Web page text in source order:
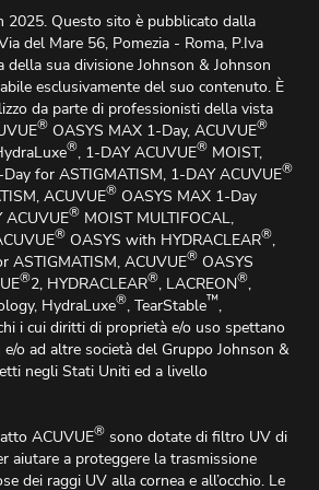
2025. Questo sito è pubblicato dalla
del Mare 56, Pomezia - Roma, P.Iva
della sua divisione Johnson & Johnson
esclusivamente del suo contenuto. È
da parte di professionisti della vista
® OASYS MAX 1-Day, ACUVUE®
®, 1-DAY ACUVUE® MOIST,
for ASTIGMATISM, 1-DAY ACUVUE®
ACUVUE® OASYS MAX 1-Day
ACUVUE® MOIST MULTIFOCAL,
® OASYS with HYDRACLEAR®,
ASTIGMATISM, ACUVUE® OASYS
®2, HYDRACLEAR®, LACREON®,
HydraLuxe®, TearStable™,
i cui diritti di proprietà e/o uso spettano
o ad altre società del Gruppo Johnson &
negli Stati Uniti ed a livello
ACUVUE® sono dotate di filtro UV di
aiutare a proteggere la trasmissione
dei raggi UV alla cornea e all’occhio. Le